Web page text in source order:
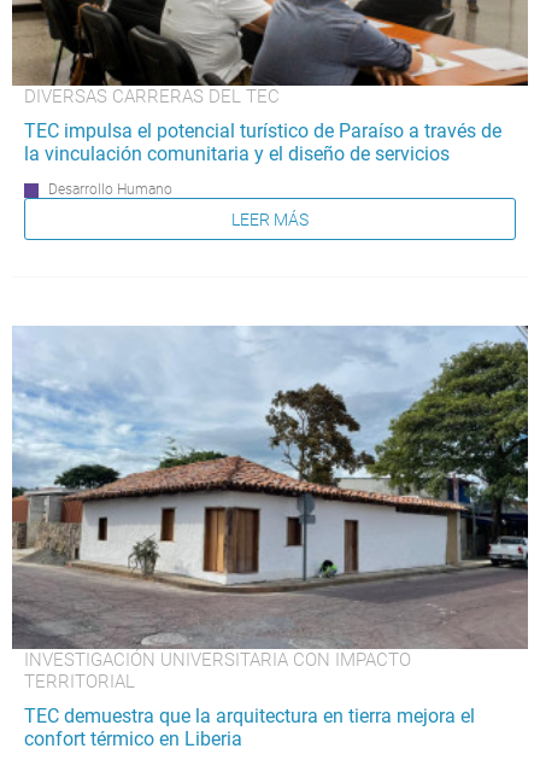
DIVERSAS CARRERAS DEL TEC
TEC impulsa el potencial turístico de Paraíso a través de
la vinculación comunitaria y el diseño de servicios
Desarrollo Humano
LEER MÁS
INVESTIGACIÓN UNIVERSITARIA CON IMPACTO
TERRITORIAL
TEC demuestra que la arquitectura en tierra mejora el
confort térmico en Liberia